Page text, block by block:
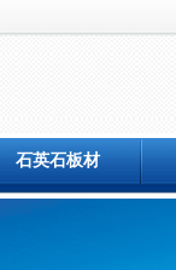
石英石板材